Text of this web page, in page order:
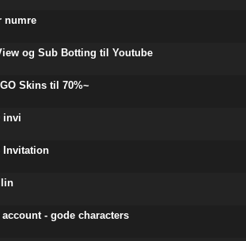
numre
- 0 ud af 5 i gennemsnit
1
og Sub Botting til Youtube
- 0 ud af 5 i gennemsnit
12345
Skins til 70%~
- 0 ud af 5 i gennemsnit
12 34 5
invi
- 0 ud af 5 i gennemsnit
Invitation
- 0 ud af 5 i gennemsnit
12
- 0 ud af 5 i gennemsnit
account - gode characters
- 0 ud af 5 i gennemsnit
1 2 345